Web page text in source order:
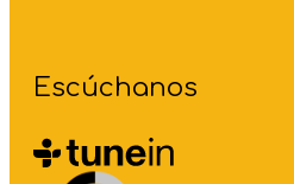
Escúchanos